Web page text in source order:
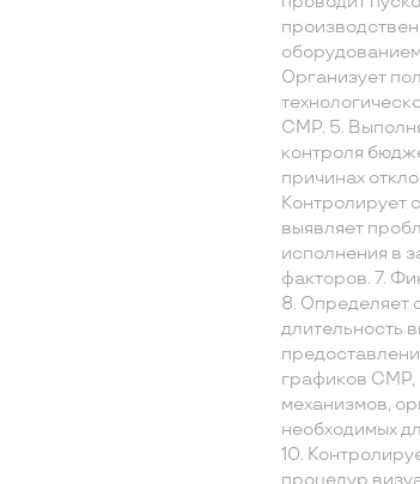
Организует
СМР. 5.
контроля
причинах
Контролирует
выявляет
исполнения в
факторов. 7.
8. Определяет
длительность
графиков СМР,
механизмов,
необходимых
10.
процедур